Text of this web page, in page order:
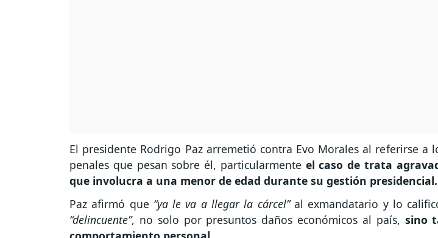
El presidente Rodrigo Paz arremetió contra Evo Morales al referirse a
penales que pesan sobre él, particularmente el caso de trata
que involucra a una menor de edad durante su gestión presidencial.
Paz afirmó que “ya le va a llegar la cárcel”al exmandatario y lo
“delincuente”, no solo por presuntos daños económicos al país, sino